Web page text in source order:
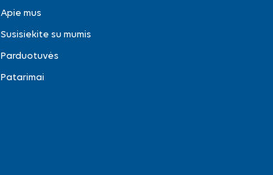
Apie mus
Susisiekite su mumis
Parduotuvės
Patarimai